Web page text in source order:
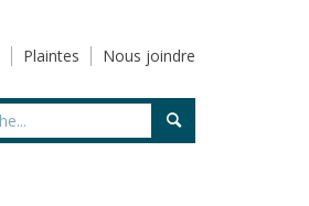
Plaintes Nous joindre